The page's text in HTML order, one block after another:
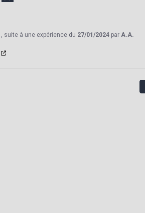
, suite à une expérience du 27/01/2024 par A.A.